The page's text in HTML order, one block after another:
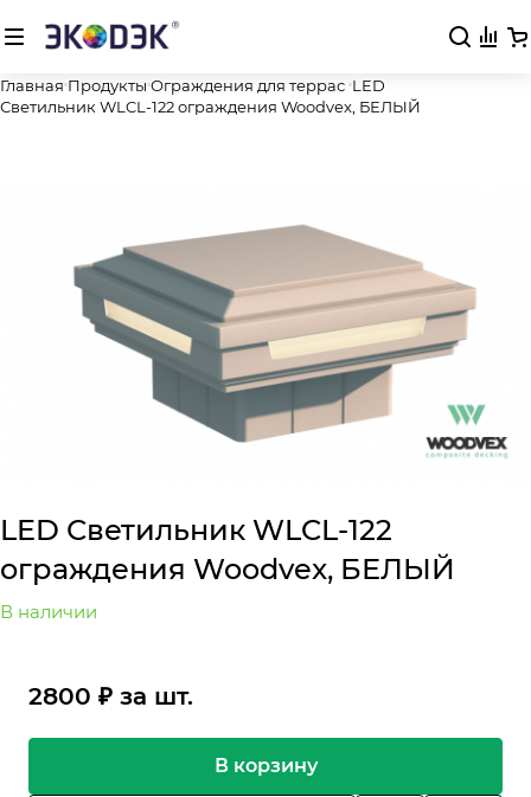
Главная Продукты Ограждения для террас LED
Светильник WLCL-122 ограждения Woodvex, БЕЛЫЙ
LED Светильник WLCL-122
ограждения Woodvex, БЕЛЫЙ
В наличии
2800 ₽ за шт.
В корзину